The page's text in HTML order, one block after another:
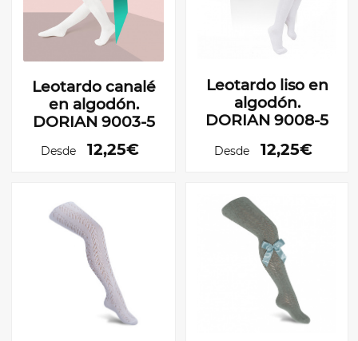
Leotardo canalé
en algodón.
DORIAN 9003-5
Desde 12,25€
Leotardo liso en
algodón.
DORIAN 9008-5
Desde 12,25€